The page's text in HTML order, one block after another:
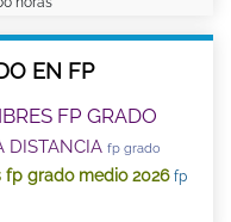
EN FP
FP GRADO
DISTANCIA fp grado
fp grado medio 2026 fp